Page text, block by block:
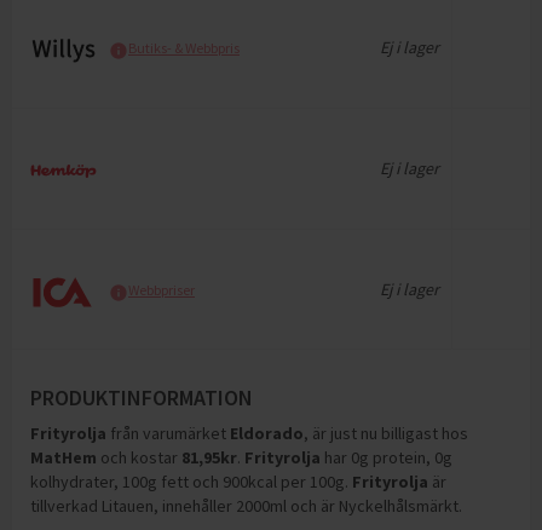
Butiks- & Webbpris Ej i lager
Ej i lager
Webbpriser Ej i lager
PRODUKTINFORMATION
Frityrolja från varumärket Eldorado, är just nu billigast hos
MatHem och kostar 81,95kr. Frityrolja har 0g protein, 0g
kolhydrater, 100g fett och 900kcal per 100g. Frityrolja är
tillverkad Litauen, innehåller 2000ml och är Nyckelhålsmärkt.